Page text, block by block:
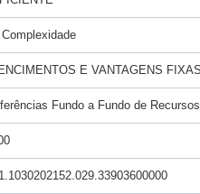
E VANTAGENS
Fundo a Fundo de